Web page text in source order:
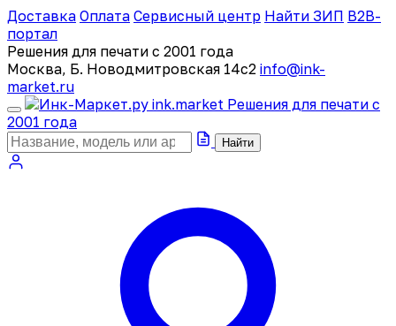
Доставка Оплата Сервисный центр Найти ЗИП B2B-
портал
Решения для печати с 2001 года
Москва, Б. Новодмитровская 14с2 info@ink-
market.ru
ink.market Решения для печати с
2001 года
Найти